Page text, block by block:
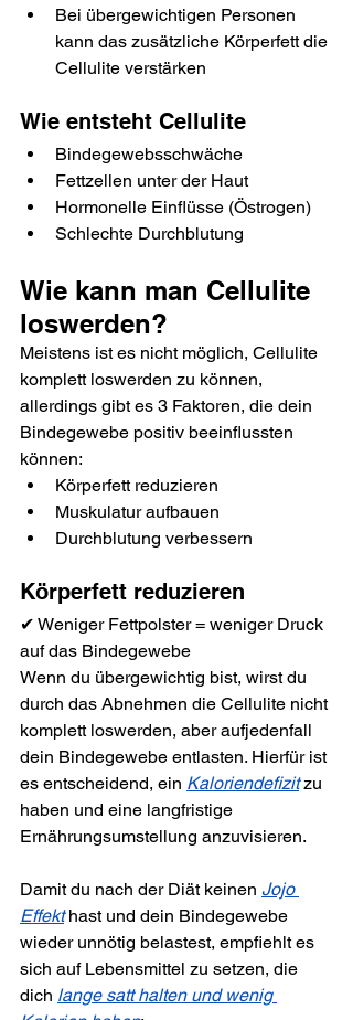
Bei übergewichtigen Personen
kann das zusätzliche Körperfett die
Cellulite verstärken
Wie entsteht Cellulite
Bindegewebsschwäche
Fettzellen unter der Haut
Hormonelle Einflüsse (Östrogen)
Schlechte Durchblutung
Wie kann man Cellulite
loswerden?
Meistens ist es nicht möglich, Cellulite
komplett loswerden zu können,
allerdings gibt es 3 Faktoren, die dein
Bindegewebe positiv beeinflussten
können:
Körperfett reduzieren
Muskulatur aufbauen
Durchblutung verbessern
Körperfett reduzieren
✔ Weniger Fettpolster = weniger Druck
auf das Bindegewebe
Wenn du übergewichtig bist, wirst du
durch das Abnehmen die Cellulite nicht
komplett loswerden, aber aufjedenfall
dein Bindegewebe entlasten. Hierfür ist
es entscheidend, ein Kaloriendefizit zu
haben und eine langfristige
Ernährungsumstellung anzuvisieren.
Damit du nach der Diät keinen Jojo
Effekt hast und dein Bindegewebe
wieder unnötig belastest, empfiehlt es
sich auf Lebensmittel zu setzen, die
dich lange satt halten und wenig